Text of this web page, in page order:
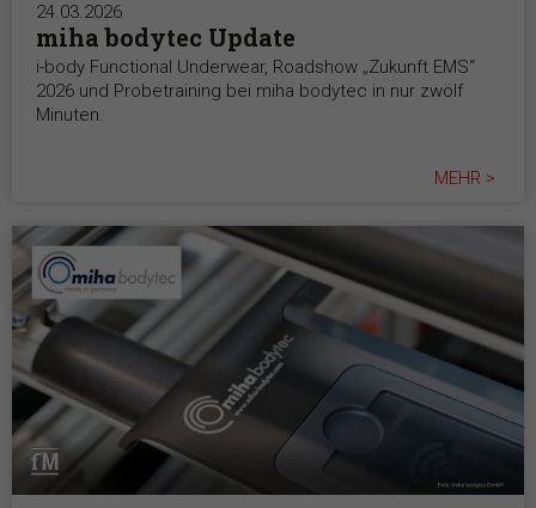
24.03.2026
miha bodytec Update
i-body Functional Underwear, Roadshow „Zukunft EMS“
2026 und Probetraining bei miha bodytec in nur zwölf
Minuten.
MEHR >